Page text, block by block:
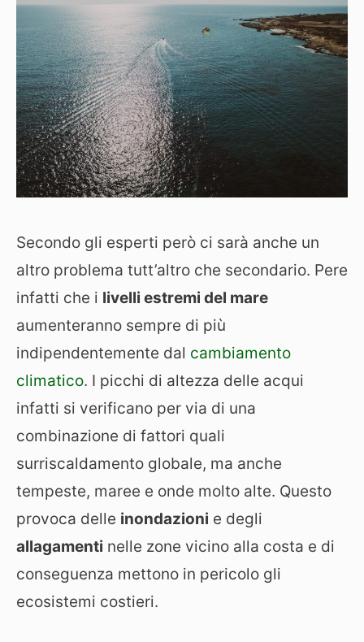
Secondo gli esperti però ci sarà anche un
altro problema tutt’altro che secondario. Pere
infatti che i livelli estremi del mare
aumenteranno sempre di più
indipendentemente dal cambiamento
climatico. I picchi di altezza delle acqui
infatti si verificano per via di una
combinazione di fattori quali
surriscaldamento globale, ma anche
tempeste, maree e onde molto alte. Questo
provoca delle inondazioni e degli
allagamenti nelle zone vicino alla costa e di
conseguenza mettono in pericolo gli
ecosistemi costieri.